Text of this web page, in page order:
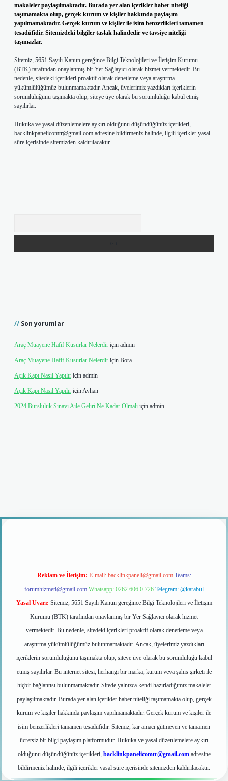
makaleler paylaşılmaktadır. Burada yer alan içerikler haber niteliği
taşımamakta olup, gerçek kurum ve kişiler hakkında paylaşım
yapılmamaktadır. Gerçek kurum ve kişiler ile isim benzerlikleri tamamen
tesadüfidir. Sitemizdeki bilgiler taslak halindedir ve tavsiye niteliği
taşımazlar.
Sitemiz, 5651 Sayılı Kanun gereğince Bilgi Teknolojileri ve İletişim Kurumu
(BTK) tarafından onaylanmış bir Yer Sağlayıcı olarak hizmet vermektedir. Bu
nedenle, sitedeki içerikleri proaktif olarak denetleme veya araştırma
yükümlülüğümüz bulunmamaktadır. Ancak, üyelerimiz yazdıkları içeriklerin
sorumluluğunu taşımakta olup, siteye üye olarak bu sorumluluğu kabul etmiş
sayılırlar.
Hukuka ve yasal düzenlemelere aykırı olduğunu düşündüğünüz içerikleri,
backlinkpanelicomtr@gmail.com adresine bildirmeniz halinde, ilgili içerikler yasal
süre içerisinde sitemizden kaldırılacaktır.
Son yorumlar
Araç Muayene Hafif Kusurlar Nelerdir için admin
Araç Muayene Hafif Kusurlar Nelerdir için Bora
Açık Kapı Nasıl Yapılır için admin
Açık Kapı Nasıl Yapılır içinAyhan
2024 Bursluluk Sınavı Aile Geliri Ne Kadar Olmalı için admin
Reklam ve İletişim: E-mail: backlinkpaneli@gmail.com Teams:
forumhizmeti@gmail.com Whatsapp: 0262 606 0 726 Telegram: @karabul
Yasal Uyarı: Sitemiz, 5651 Sayılı Kanun gereğince Bilgi Teknolojileri ve İletişim
Kurumu (BTK) tarafından onaylanmış bir Yer Sağlayıcı olarak hizmet
vermektedir. Bu nedenle, sitedeki içerikleri proaktif olarak denetleme veya
araştırma yükümlülüğümüz bulunmamaktadır. Ancak, üyelerimiz yazdıkları
içeriklerin sorumluluğunu taşımakta olup, siteye üye olarak bu sorumluluğu kabul
etmiş sayılırlar. Bu internet sitesi, herhangi bir marka, kurum veya şahıs şirketi ile
hiçbir bağlantısı bulunmamaktadır. Sitede yalnızca kendi hazırladığımız makaleler
paylaşılmaktadır. Burada yer alan içerikler haber niteliği taşımamakta olup, gerçek
kurum ve kişiler hakkında paylaşım yapılmamaktadır. Gerçek kurum ve kişiler ile
isim benzerlikleri tamamen tesadüfidir. Sitemiz, kar amacı gütmeyen ve tamamen
ücretsiz bir bilgi paylaşım platformudur. Hukuka ve yasal düzenlemelere aykırı
olduğunu düşündüğünüz içerikleri, backlinkpanelicomtr@gmail.comadresine
bildirmeniz halinde, ilgili içerikler yasal süre içerisinde sitemizden kaldırılacaktır.